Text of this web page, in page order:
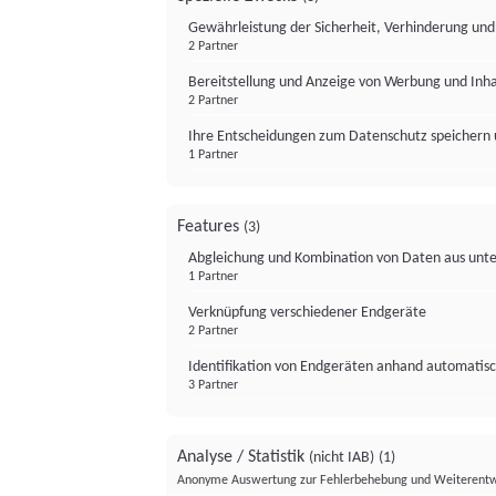
Gewährleistung der Sicherheit, Verhinderung
2 Partner
Bereitstellung und Anzeige von Werbung und
2 Partner
Ihre Entscheidungen zum Datenschutz
1 Partner
Features (3)
Abgleichung und Kombination von Daten aus
1 Partner
Verknüpfung verschiedener Endgeräte
2 Partner
Identifikation von Endgeräten anhand
3 Partner
Analyse / Statistik (nicht IAB) (1)
Anonyme Auswertung zur Fehlerbehebung und